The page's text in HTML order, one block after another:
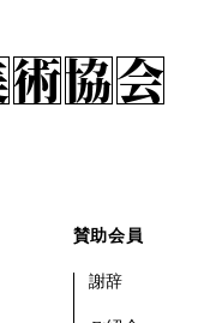
賛助会員
謝辞